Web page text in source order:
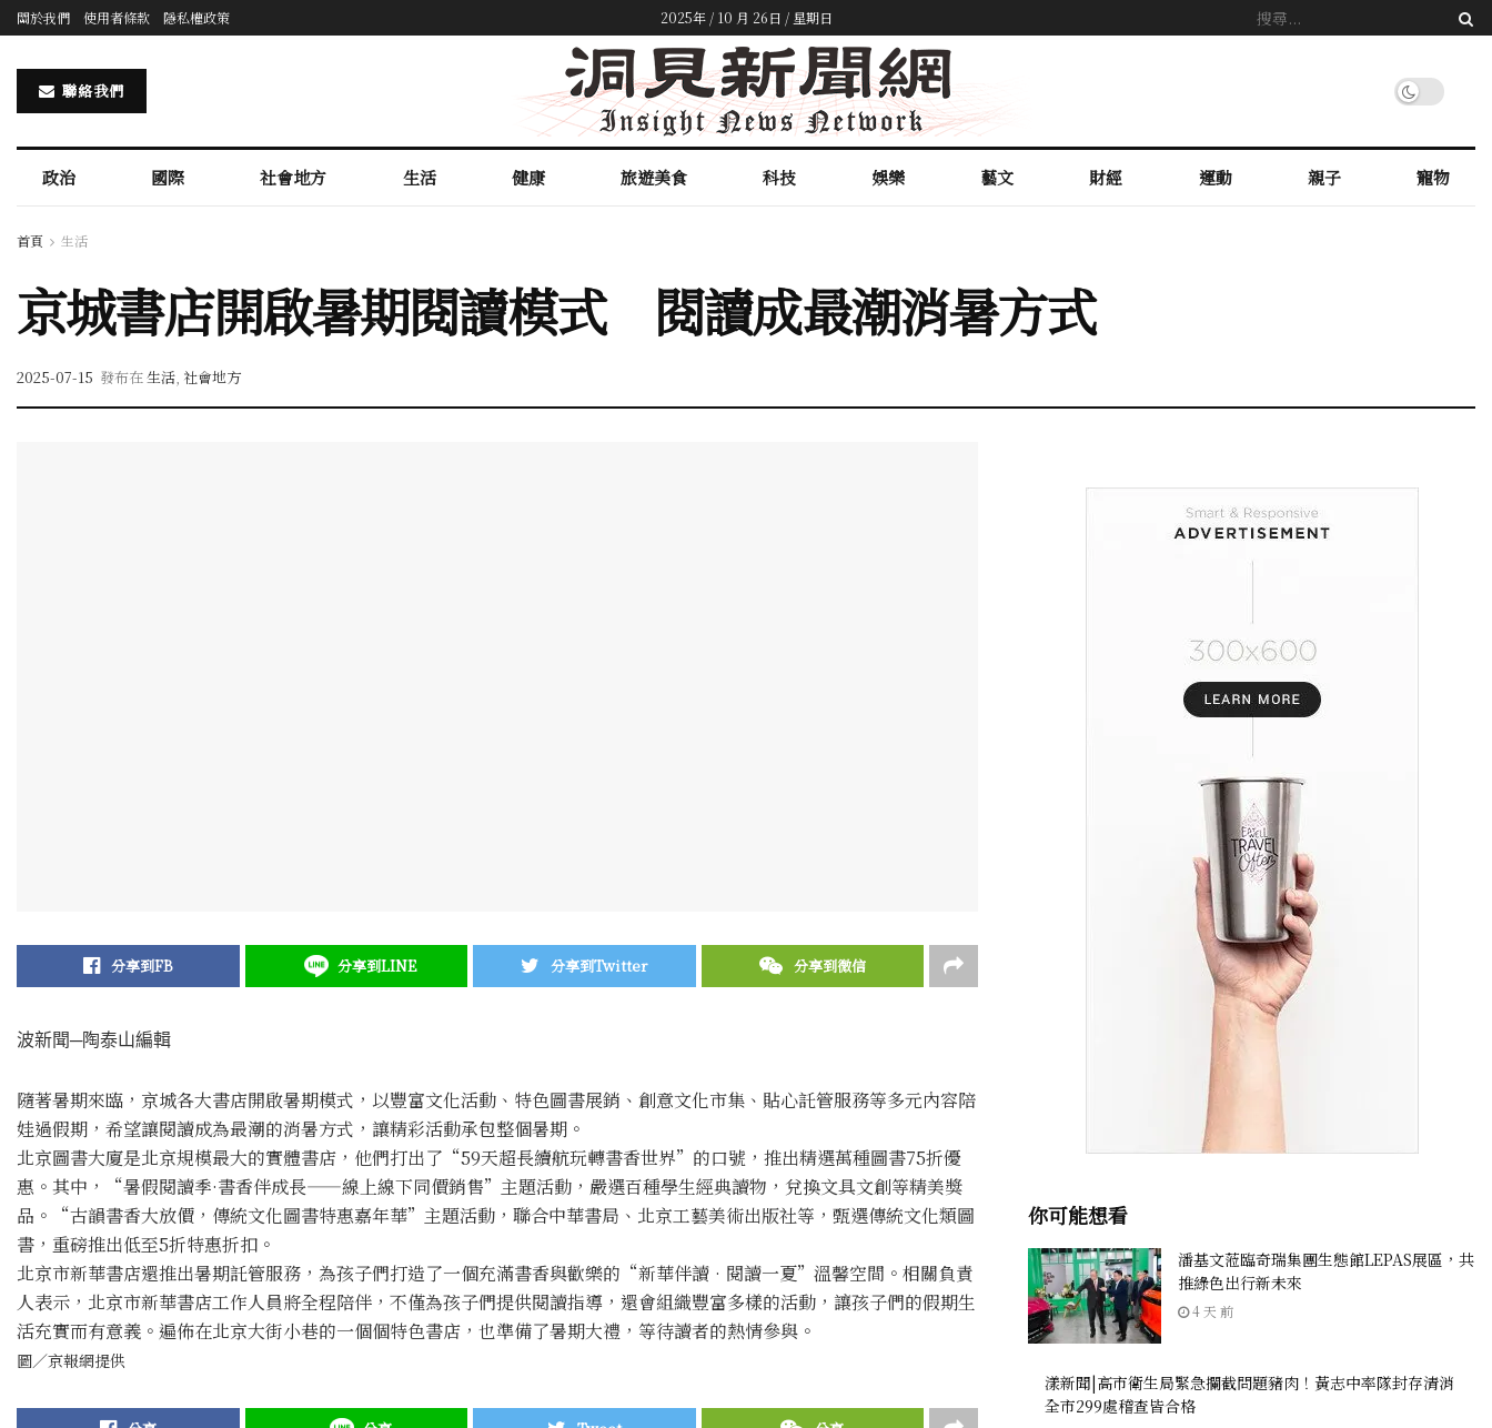
關於我們 使用者條款 隱私權政策 2025年 / 10 月 26日 / 星期日
聯絡我們
政治 國際 社會地方 生活 健康 旅遊美食 科技 娛樂 藝文 財經 運動 親子 寵物
首頁 生活
京城書店開啟暑期閱讀模式 閱讀成最潮消暑方式
2025-07-15 發布在生活, 社會地方
分享到FB 分享到LINE 分享到Twitter 分享到微信
波新聞─陶泰山編輯
隨著暑期來臨，京城各大書店開啟暑期模式，以豐富文化活動、特色圖書展銷、創意文化市集、貼心託管服務等多元內容陪
娃過假期，希望讓閱讀成為最潮的消暑方式，讓精彩活動承包整個暑期。
北京圖書大廈是北京規模最大的實體書店，他們打出了“59天超長續航玩轉書香世界”的口號，推出精選萬種圖書75折優
惠。其中，“暑假閱讀季·書香伴成長——線上線下同價銷售”主題活動，嚴選百種學生經典讀物，兌換文具文創等精美獎
品。“古韻書香大放價，傳統文化圖書特惠嘉年華”主題活動，聯合中華書局、北京工藝美術出版社等，甄選傳統文化類圖
書，重磅推出低至5折特惠折扣。
北京市新華書店還推出暑期託管服務，為孩子們打造了一個充滿書香與歡樂的“新華伴讀•閱讀一夏”溫馨空間。相關負責
人表示，北京市新華書店工作人員將全程陪伴，不僅為孩子們提供閱讀指導，還會組織豐富多樣的活動，讓孩子們的假期生
活充實而有意義。遍佈在北京大街小巷的一個個特色書店，也準備了暑期大禮，等待讀者的熱情參與。
圖／京報網提供
你可能想看
潘基文蒞臨奇瑞集團生態館LEPAS展區，共
推綠色出行新未來
4 天 前
漾新聞|高市衛生局緊急攔截問題豬肉！黃志中率隊封存清消
全市299處稽查皆合格